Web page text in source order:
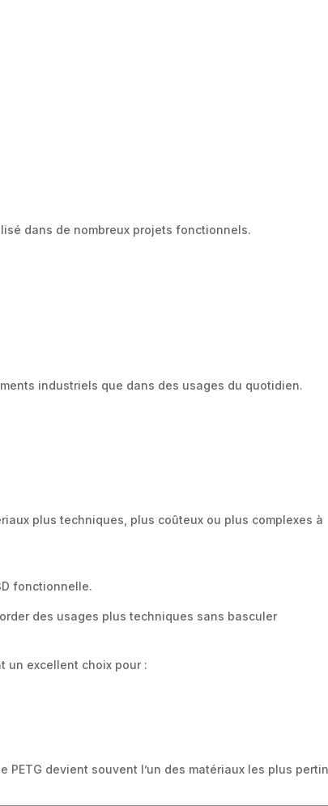
dans de nombreux projets fonctionnels.
industriels que dans des usages du quotidien.
plus techniques, plus coûteux ou plus complexes à
fonctionnelle.
des usages plus techniques sans basculer
un excellent choix pour :
devient souvent l’un des matériaux les plus